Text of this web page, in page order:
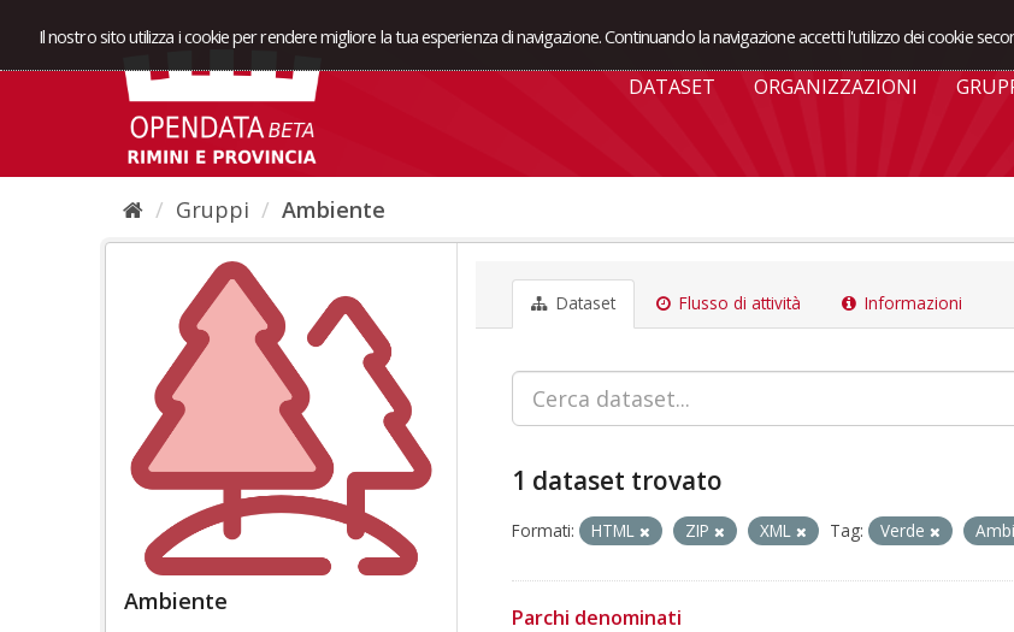
Il nostro sito utilizza i cookie per rendere migliore la tua esperienza di navigazione. Continuando la navigazione accetti l'utilizzo dei cookie
DATASET ORGANIZZAZIONI
Gruppi Ambiente
Ambiente
Dataset Flusso di attività Informazioni
1 dataset trovato
Formati: HTML ZIP XML Tag: Verde
Parchi denominati